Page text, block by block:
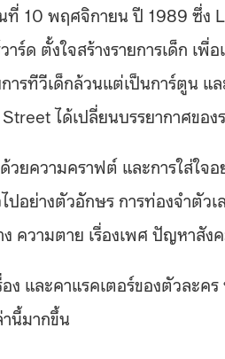
ที่ 10 พฤศจิกายน ปี 1989 ซึ่ง
ด ตั้งใจสร้างรายการเด็ก เพื่
รทีวีเด็กล้วนแต่เป็นการ์ตูน แ
ได้เปลี่ยนบรรยากาศขอ
ยความคราฟต์ และการใส่ใจ
ปอย่างตัวอักษร การท่องจำตัว
ง ความตาย เรื่องเพศ ปัญหา
และคาแรคเตอร์ของตัวละค
านี้มากขึ้น